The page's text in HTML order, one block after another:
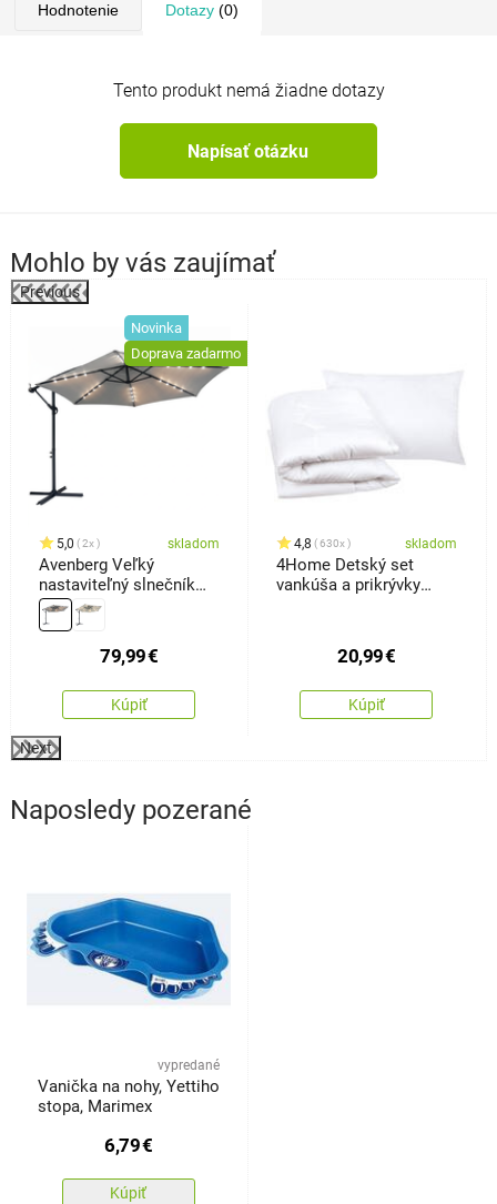
Hodnotenie Dotazy(0)
Tento produkt nemá žiadne dotazy
Napísať otázku
Mohlo by vás zaujímať
Previous
Novinka
Doprava zadarmo
5,0 2x skladom
Avenberg Veľký
nastaviteľný slnečník
Sunny LED300, sivý
79,99€
Kúpiť
4,8 630x skladom
4Home Detský set
vankúša a prikrývky
20,99€
Kúpiť
Next
Naposledy pozerané
vypredané
Vanička na nohy, Yettiho
stopa, Marimex
6,79€
Kúpiť